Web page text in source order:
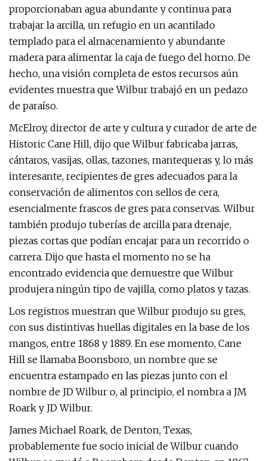
proporcionaban agua abundante y continua para
trabajar la arcilla, un refugio en un acantilado
templado para el almacenamiento y abundante
madera para alimentar la caja de fuego del horno. De
hecho, una visión completa de estos recursos aún
evidentes muestra que Wilbur trabajó en un pedazo
de paraíso.
McElroy, director de arte y cultura y curador de arte de
Historic Cane Hill, dijo que Wilbur fabricaba jarras,
cántaros, vasijas, ollas, tazones, mantequeras y, lo más
interesante, recipientes de gres adecuados para la
conservación de alimentos con sellos de cera,
esencialmente frascos de gres para conservas. Wilbur
también produjo tuberías de arcilla para drenaje,
piezas cortas que podían encajar para un recorrido o
carrera. Dijo que hasta el momento no se ha
encontrado evidencia que demuestre que Wilbur
produjera ningún tipo de vajilla, como platos y tazas.
Los registros muestran que Wilbur produjo su gres,
con sus distintivas huellas digitales en la base de los
mangos, entre 1868 y 1889. En ese momento, Cane
Hill se llamaba Boonsboro, un nombre que se
encuentra estampado en las piezas junto con el
nombre de JD Wilbur o, al principio, el nombra a JM
Roark y JD Wilbur.
James Michael Roark, de Denton, Texas,
probablemente fue socio inicial de Wilbur cuando